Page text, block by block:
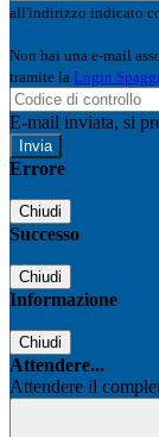
all'indirizzo indicato
Non hai una e-mail
tramite la Login
E-mail inviata, si
Errore
Chiudi
Successo
Chiudi
Informazione
Chiudi
Attendere...
Attendere il